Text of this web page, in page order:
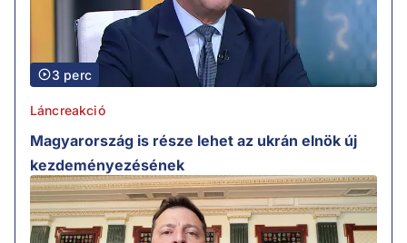
3 perc
Láncreakció
Magyarország is része lehet az ukrán elnök új
kezdeményezésének